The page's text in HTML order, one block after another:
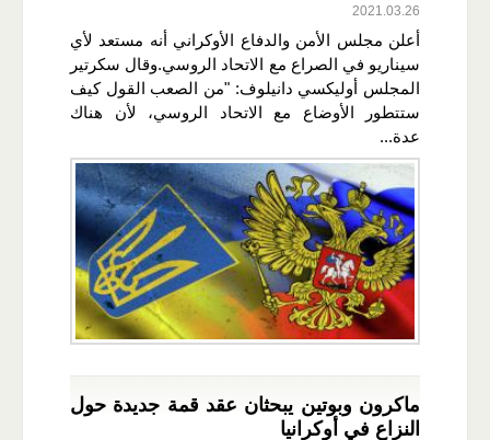
2021.03.26
أعلن مجلس الأمن والدفاع الأوكراني أنه مستعد لأي
سيناريو في الصراع مع الاتحاد الروسي.وقال سكرتير
المجلس أوليكسي دانيلوف: "من الصعب القول كيف
ستتطور الأوضاع مع الاتحاد الروسي، لأن هناك
عدة...
ماكرون وبوتين يبحثان عقد قمة جديدة حول
النزاع في أوكرانيا